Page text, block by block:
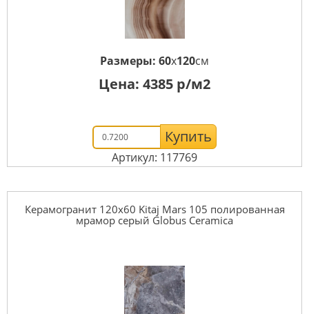
Размеры: 60x120см
Цена: 4385 р/м2
Купить
Артикул: 117769
Керамогранит 120x60 Kitaj Mars 105 полированная
мрамор серый Globus Ceramica